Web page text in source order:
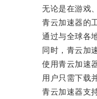
无论是在游戏、
青云加速器的工
通过与全球各地
同时，青云加速
使用青云加速器
用户只需下载并
青云加速器支持